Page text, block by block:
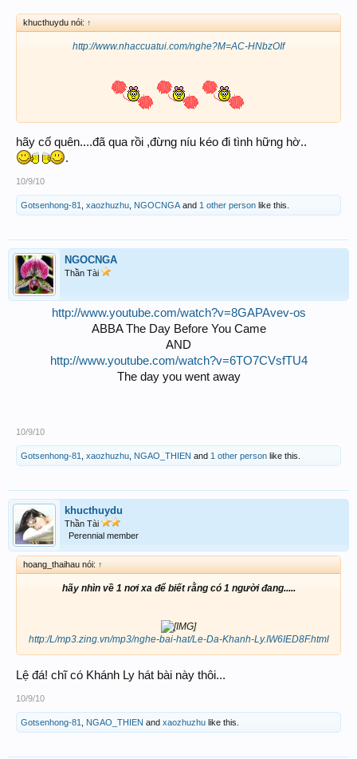
khucthuydu nói: ↑
http://www.nhaccuatui.com/nghe?M=AC-HNbzOIf
hãy cố quên....đã qua rồi ,đừng níu kéo đi tình hững hờ..
.
10/9/10
Gotsenhong-81 xaozhuzhu NGOCNGA and 1 other person like this.
NGOCNGA
Thần Tài
http://www.youtube.com/watch?v=8GAPAvev-os
ABBA The Day Before You Came
AND
http://www.youtube.com/watch?v=6TO7CVsfTU4
The day you went away
10/9/10
Gotsenhong-81 xaozhuzhu NGAO_THIEN and 1 other person like this.
khucthuydu
Thần Tài
Perennial member
hoang_thaihau nói: ↑
hãy nhìn về 1 nơi xa để biết rằng có 1 người đang.....
http:/L/mp3.zing.vn/mp3/nghe-bai-hat/Le-Da-Khanh-Ly.IW6IED8F.html
Lệ đá! chĩ có Khánh Ly hát bài này thôi...
10/9/10
Gotsenhong-81 NGAO_THIEN and xaozhuzhu like this.